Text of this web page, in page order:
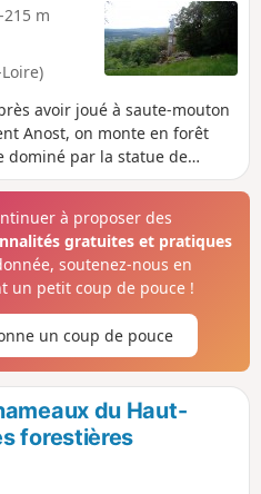
-215 m
avoir joué à saute-mouton
Anost, on monte en forêt
dominé par la statue de
à proposer des
gratuites et pratiques
soutenez-nous en
un petit coup de pouce !
un coup de pouce
du Haut-
forestières